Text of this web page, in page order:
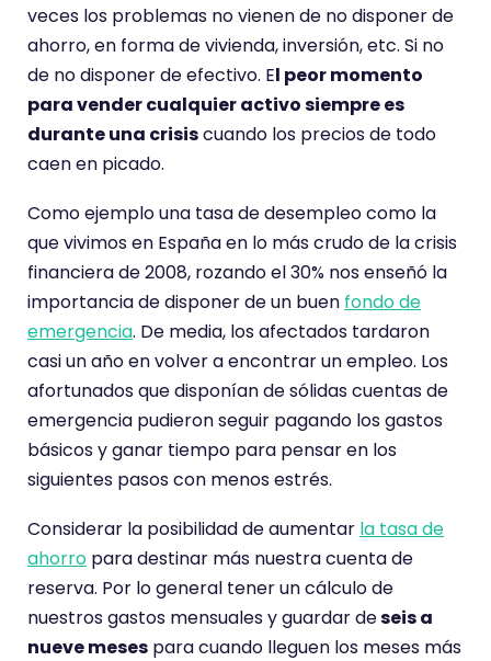
veces los problemas no vienen de no disponer de
ahorro, en forma de vivienda, inversión, etc. Si no
de no disponer de efectivo. El peor momento
para vender cualquier activo siempre es
durante una crisiscuando los precios de todo
caen en picado.
Como ejemplo una tasa de desempleo como la
que vivimos en España en lo más crudo de la crisis
financiera de 2008, rozando el 30% nos enseñó la
importancia de disponer de un buen fondo de
emergencia. De media, los afectados tardaron
casi un año en volver a encontrar un empleo. Los
afortunados que disponían de sólidas cuentas de
emergencia pudieron seguir pagando los gastos
básicos y ganar tiempo para pensar en los
siguientes pasos con menos estrés.
Considerar la posibilidad de aumentar la tasa de
ahorro para destinar más nuestra cuenta de
reserva. Por lo general tener un cálculo de
nuestros gastos mensuales y guardar deseis a
nueve meses para cuando lleguen los meses más